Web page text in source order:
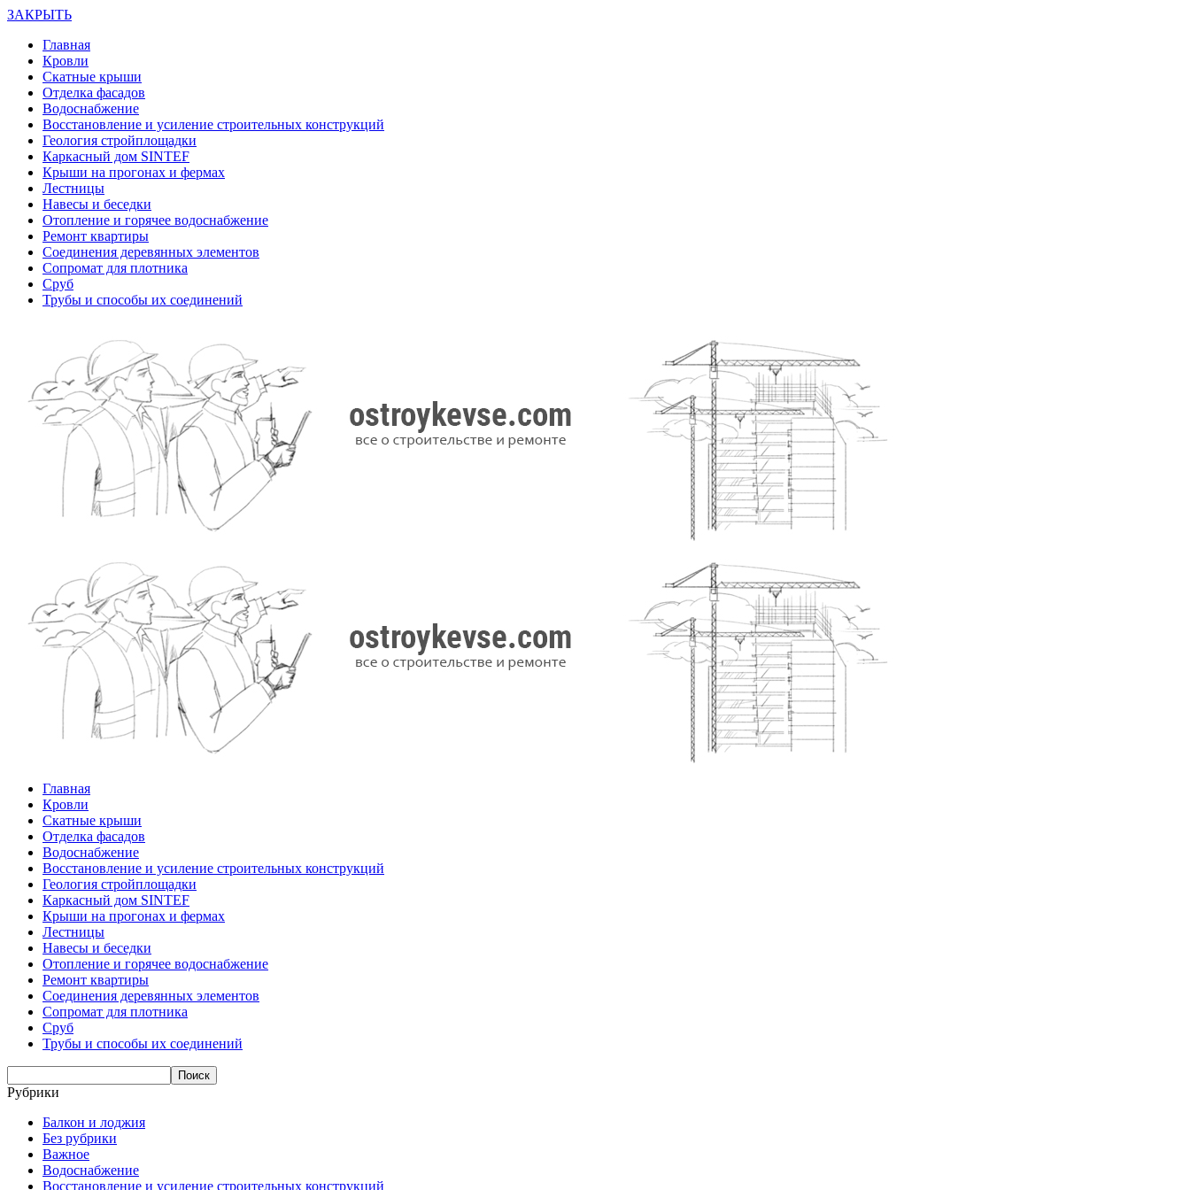
ЗАКРЫТЬ
Главная
Кровли
Скатные крыши
Отделка фасадов
Водоснабжение
Восстановление и усиление строительных конструкций
Геология стройплощадки
Каркасный дом SINTEF
Крыши на прогонах и фермах
Лестницы
Навесы и беседки
Отопление и горячее водоснабжение
Ремонт квартиры
Соединения деревянных элементов
Сопромат для плотника
Сруб
Трубы и способы их соединений
Главная
Кровли
Скатные крыши
Отделка фасадов
Водоснабжение
Восстановление и усиление строительных конструкций
Геология стройплощадки
Каркасный дом SINTEF
Крыши на прогонах и фермах
Лестницы
Навесы и беседки
Отопление и горячее водоснабжение
Ремонт квартиры
Соединения деревянных элементов
Сопромат для плотника
Сруб
Трубы и способы их соединений
Рубрики
Балкон и лоджия
Без рубрики
Важное
Водоснабжение
Восстановление и усиление строительных конструкций